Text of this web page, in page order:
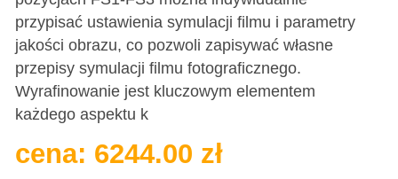
przypisać ustawienia symulacji filmu i parametry
jakości obrazu, co pozwoli zapisywać własne
przepisy symulacji filmu fotograficznego.
Wyrafinowanie jest kluczowym elementem
każdego aspektu k
cena: 6244.00 zł